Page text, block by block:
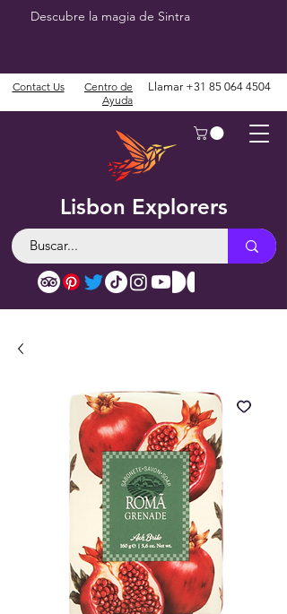
Descubre la magia de Sintra
Lisbon Explorers
Contact Us
Centro de
Ayuda
Llamar +31 85 064 4504